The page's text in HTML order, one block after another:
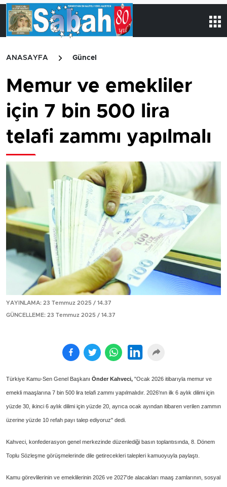
ANASAYFA Güncel
Memur ve emekliler
için 7 bin 500 lira
telafi zammı yapılmalı
YAYINLAMA: 23 Temmuz 2025 / 14.37
GÜNCELLEME: 23 Temmuz 2025 / 14.37
Türkiye Kamu-Sen Genel Başkanı Önder Kahveci, "Ocak 2026 itibarıyla memur ve
emekli maaşlarına 7 bin 500 lira telafi zammı yapılmalıdır. 2026'nın ilk 6 aylık dilimi için
yüzde 30, ikinci 6 aylık dilimi için yüzde 20, ayrıca ocak ayından itibaren verilen zammın
üzerine yüzde 10 refah payı talep ediyoruz" dedi.
Kahveci, konfederasyon genel merkezinde düzenlediği basın toplantısında, 8. Dönem
Toplu Sözleşme görüşmelerinde dile getirecekleri talepleri kamuoyuyla paylaştı.
Kamu görevlilerinin ve emeklilerinin 2026 ve 2027'de alacakları maaş zamlarının, sosyal